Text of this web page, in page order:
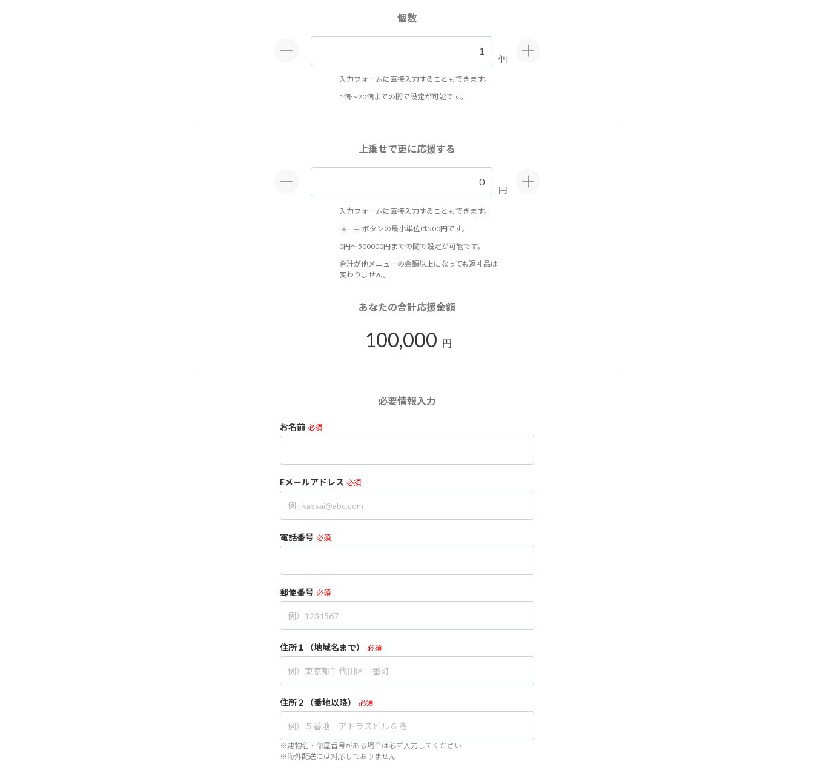
個数
個
入力フォームに直接入力することもできます。
1個～20個までの間で設定が可能です。
上乗せで更に応援する
円
入力フォームに直接入力することもできます。
ボタンの最小単位は500円です。
0円～500000円までの間で設定が可能です。
合計が他メニューの金額以上になっても返礼品は
変わりません。
あなたの合計応援金額
100,000 円
必要情報入力
お名前 必須
Eメールアドレス 必須
電話番号 必須
郵便番号 必須
住所１（地域名まで） 必須
住所２（番地以降） 必須
※建物名・部屋番号がある場合は必ず入力してください
※海外配送には対応しておりません